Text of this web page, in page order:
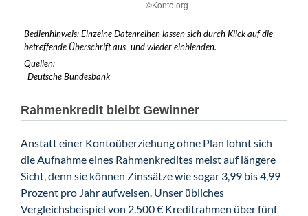
Bedienhinweis: Einzelne Datenreihen lassen sich durch Klick auf die
betreffende Überschrift aus- und wieder einblenden.
Quellen:
Deutsche Bundesbank
Rahmenkredit bleibt Gewinner
Anstatt einer Kontoüberziehung ohne Plan lohnt sich
die Aufnahme eines Rahmenkredites meist auf längere
Sicht, denn sie können Zinssätze wie sogar 3,99 bis 4,99
Prozent pro Jahr aufweisen. Unser übliches
Vergleichsbeispiel von 2.500 € Kreditrahmen über fünf